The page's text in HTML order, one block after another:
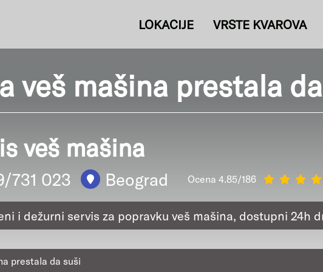
LOKACIJE VRSTE KVAROVA
veš mašina prestala
veš mašina
731 023 Beograd Ocena 4.85/186
i dežurni servis za popravku veš mašina, dostupni 24h
prestala da suši